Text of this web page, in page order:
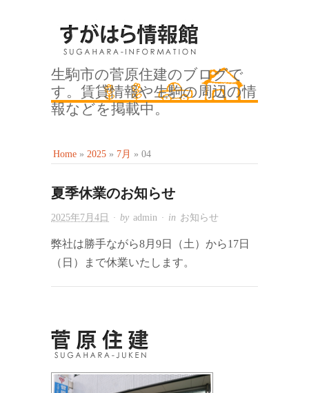
生駒市の菅原住建のブログで
す。賃貸情報や生駒の周辺の情
報などを掲載中。
Home » 2025 » 7月 » 04
夏季休業のお知らせ
2025年7月4日 · by admin · in お知らせ
弊社は勝手ながら8月9日（土）から17日
（日）まで休業いたします。